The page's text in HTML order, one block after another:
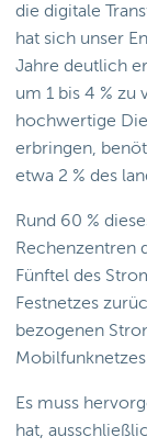
die digitale
hat sich unser
Jahre deutlich
um 1 bis 4 %
hochwertige
erbringen,
etwa 2 % des
Rund 60 %
Rechenzentren
Fünftel des
Festnetzes
bezogenen
Es muss
hat,